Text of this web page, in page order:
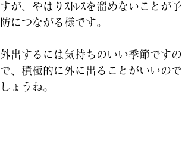
すが、やはりｽﾄﾚｽを溜めないことが予
防につながる様です。
外出するには気持ちのいい季節ですの
で、積極的に外に出ることがいいので
しょうね。